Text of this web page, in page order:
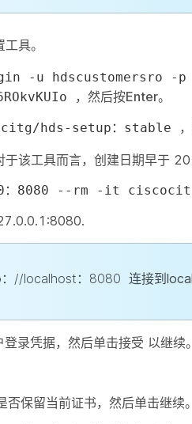
具。
-u hdscustomersro -p
，然后按Enter。
hds-setup：stable
该工具而言，创建日期早于
：8080 --rm -it
//localhost：8080 连接到
录凭据，然后单击接受 以继续。
否保留当前证书，然后单击继续。